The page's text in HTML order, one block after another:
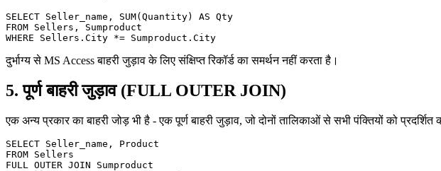
SELECT Seller_name, SUM(Quantity) AS Qty
FROM Sellers, Sumproduct
दुर्भाग्य से MS Access बाहरी जुड़ाव के लिए संक्षिप्त रिकॉर्ड का समर्थन नहीं करता है।
5. पूर्ण बाहरी जुड़ाव (FULL OUTER JOIN)
एक अन्य प्रकार का बाहरी जोड़ भी है - एक पूर्ण बाहरी जुड़ाव, जो दोनों तालिकाओं से सभी पंक्तियों को
SELECT Seller_name, Product
FROM Sellers
FULL OUTER JOIN Sumproduct